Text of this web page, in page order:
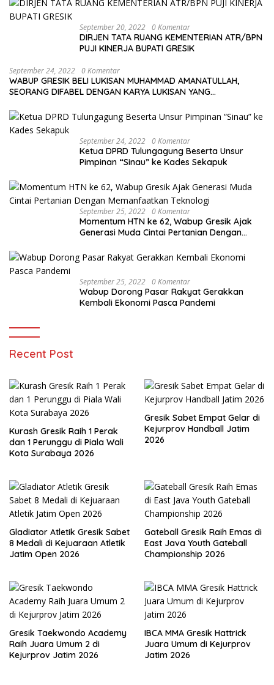
September 20, 2022 0 Komentar
DIRJEN TATA RUANG KEMENTERIAN ATR/BPN
PUJI KINERJA BUPATI GRESIK
September 24, 2022 0 Komentar
WABUP GRESIK BELI LUKISAN MUHAMMAD AMANATULLAH,
SEORANG DIFABEL DENGAN KARYA LUKISAN YANG
September 24, 2022 0 Komentar
Ketua DPRD Tulungagung Beserta Unsur
Pimpinan “Sinau” ke Kades Sekapuk
September 25, 2022 0 Komentar
Momentum HTN ke 62, Wabup Gresik Ajak
Generasi Muda Cintai Pertanian Dengan
September 25, 2022 0 Komentar
Wabup Dorong Pasar Rakyat Gerakkan
Kembali Ekonomi Pasca Pandemi
Recent Post
Kurash Gresik Raih 1 Perak
dan 1 Perunggu di Piala Wali
Kota Surabaya 2026
Gresik Sabet Empat Gelar di
Kejurprov Handball Jatim
2026
Gladiator Atletik Gresik Sabet
8 Medali di Kejuaraan Atletik
Jatim Open 2026
Gateball Gresik Raih Emas di
East Java Youth Gateball
Championship 2026
Gresik Taekwondo Academy
Raih Juara Umum 2 di
Kejurprov Jatim 2026
IBCA MMA Gresik Hattrick
Juara Umum di Kejurprov
Jatim 2026